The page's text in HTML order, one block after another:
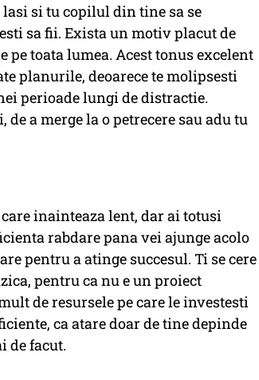
si tu copilul din tine sa se
sa fii. Exista un motiv placut de
toata lumea. Acest tonus excelent
planurile, deoarece te molipsesti
perioade lungi de distractie.
a merge la o petrecere sau adu tu
inainteaza lent, dar ai totusi
rabdare pana vei ajunge acolo
pentru a atinge succesul. Ti se cere
pentru ca nu e un proiect
de resursele pe care le investesti
ca atare doar de tine depinde
de facut.